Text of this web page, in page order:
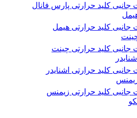
جانبی کلید حرارتی پارس فانال
جانبی کلید حرارتی هیمل
جانبی کلید حرارتی چینت
جانبی کلید حرارتی اشنایدر
جانبی کلید حرارتی زیمنس